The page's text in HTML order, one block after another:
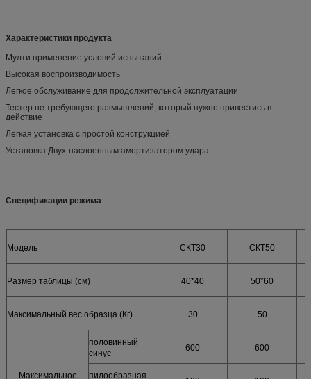
Характеристики продукта
Мулти применение условий испытаний
Высокая воспроизводимость
Легкое обслуживание для продолжительной эксплуатации
Тестер не требующего размышлений, который нужно привестись в
действие
Легкая установка с простой конструкцией
Установка Двух-наслоенным амортизатором удара
Спецификации режима
Модель СКТ30 СКТ50
Размер таблицы (см) 40*40 50*60
Максимальный вес образца (Кг) 30 50
Максимальное
половинный
синус
600 600
пилообразная